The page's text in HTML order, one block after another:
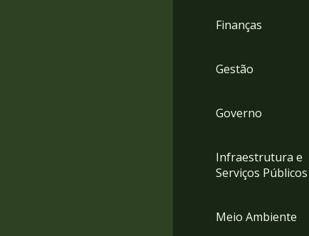
Finanças
Gestão
Governo
Infraestrutura e
Serviços Públicos
Meio Ambiente